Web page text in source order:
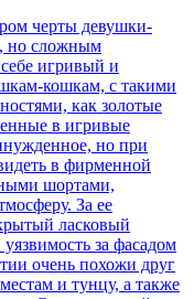
черты девушки-
но сложным
игривый и
кошкам, с такими
как золотые
в игривые
но при
в фирменной
шортами,
За ее
ласковый
за фасадом
очень похожи друг
и тунцу, а также